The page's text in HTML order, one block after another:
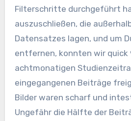
Filterschritte durchgeführt
auszuschließen, die
Datensatzes lagen, und um
entfernen, konnten wir quick
achtmonatigen
eingegangenen Beiträge
Bilder waren scharf und
Ungefähr die Hälfte der